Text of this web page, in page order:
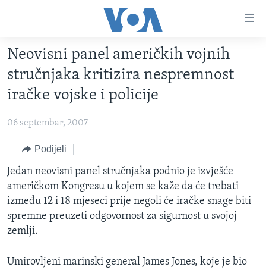
glavni
sadržaj
Pređi
na
glavnu
navigaciju
pretragu
VIDEO
FOTOGRAFIJE DANA
VIJESTI
SJEDINJENE AMERIČKE DRŽAVE
BOSNA I HERCEGOVINA
SVIJET
NAUKA I TEHNOLOGIJA
SPECIJALNI PROJEKTI
KORUPCIJA
SLOBODA MEDIJA
ŽENSKA STRANA
IZBJEGLIČKA STRANA
Neovisni panel američkih vojnih
stručnjaka kritizira nespremnost
iračke vojske i policije
06 septembar, 2007
Podijeli
Jedan neovisni panel stručnjaka podnio je izvješće
američkom Kongresu u kojem se kaže da će trebati
između 12 i 18 mjeseci prije negoli će iračke snage biti
spremne preuzeti odgovornost za sigurnost u svojoj
zemlji.
Umirovljeni marinski general James Jones, koje je bio